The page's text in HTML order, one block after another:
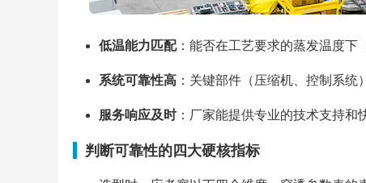
低温能力匹配：能否在工艺要求的蒸发温度下
系统可靠性高：关键部件（压缩机、控制系统
服务响应及时：厂家能提供专业的技术支持和
判断可靠性的四大硬核指标